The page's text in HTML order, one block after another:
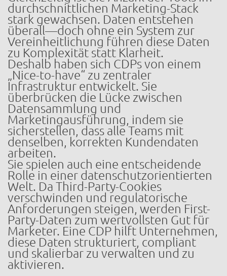
durchschnittlichen Marketing-Stack
stark gewachsen. Daten entstehen
überall—doch ohne ein System zur
Vereinheitlichung führen diese Daten
zu Komplexität statt Klarheit.
Deshalb haben sich CDPs von einem
„Nice-to-have“ zu zentraler
Infrastruktur entwickelt. Sie
überbrücken die Lücke zwischen
Datensammlung und
Marketingausführung, indem sie
sicherstellen, dass alle Teams mit
denselben, korrekten Kundendaten
arbeiten.
Sie spielen auch eine entscheidende
Rolle in einer datenschutzorientierten
Welt. Da Third-Party-Cookies
verschwinden und regulatorische
Anforderungen steigen, werden First-
Party-Daten zum wertvollsten Gut für
Marketer. Eine CDP hilft Unternehmen,
diese Daten strukturiert, compliant
und skalierbar zu verwalten und zu
aktivieren.